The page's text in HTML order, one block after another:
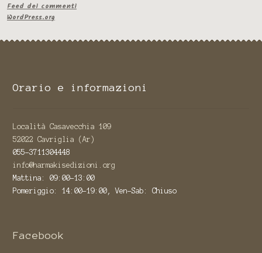
Feed dei commenti
WordPress.org
Orario e informazioni
Località Casavecchia 109
52022 Cavriglia (Ar)
055-3711304448
info@harmakisedizioni.org
Mattina: 09:00-13:00
Pomeriggio: 14:00-19:00, Ven-Sab: Chiuso
Facebook